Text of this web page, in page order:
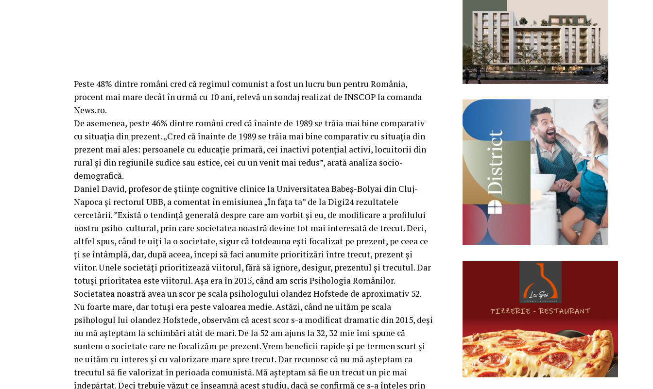
Peste 48% dintre români cred că regimul comunist a fost un lucru bun pentru România,
procent mai mare decât în urmă cu 10 ani, relevă un sondaj realizat de INSCOP la comanda
News.ro.
De asemenea, peste 46% dintre români cred că înainte de 1989 se trăia mai bine comparativ
cu situaţia din prezent. „Cred că înainte de 1989 se trăia mai bine comparativ cu situaţia din
prezent mai ales: persoanele cu educaţie primară, cei inactivi potenţial activi, locuitorii din
rural şi din regiunile sudice sau estice, cei cu un venit mai redus”, arată analiza socio-
demografică.
Daniel David, profesor de ştiinţe cognitive clinice la Universitatea Babeş-Bolyai din Cluj-
Napoca și rectorul UBB, a comentat în emisiunea „În fața ta” de la Digi24 rezultatele
cercetării. ”Există o tendință generală despre care am vorbit și eu, de modificare a profilului
nostru psiho-cultural, prin care societatea noastră devine tot mai interesată de trecut. Deci,
altfel spus, când te uiți la o societate, sigur că totdeauna ești focalizat pe prezent, pe ceea ce
ți se întâmplă, dar, după aceea, începi să faci anumite prioritizări între trecut, prezent și
viitor. Unele societăți prioritizează viitorul, fără să ignore, desigur, prezentul și trecutul. Dar
totuși prioritatea este viitorul. Așa era în 2015, când am scris Psihologia Românilor.
Societatea noastră avea un scor pe scala psihologului olandez Hofstede de aproximativ 52.
Nu foarte mare, dar totuși era peste valoarea medie. Astăzi, când ne uităm pe scala
psihologul lui olandez Hofstede, observăm că acest scor s-a modificat dramatic din 2015, deși
nu mă așteptam la schimbări atât de mari. De la 52 am ajuns la 32, 32 mie îmi spune că
suntem o societate care ne focalizăm pe prezent. Vrem beneficii rapide și pe termen scurt și
ne uităm cu interes și cu valorizare mare spre trecut. Dar recunosc că nu mă așteptam ca
trecutul să fie valorizat în perioada comunistă. Mă așteptam să fie un trecut un pic mai
îndepărtat. Deci trebuie văzut ce înseamnă acest studiu, dacă se confirmă ce s-a înțeles prin